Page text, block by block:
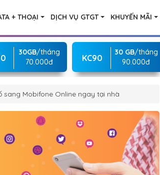
+ THOẠI DỊCH VỤ GTGT KHUYẾN MÃI
30GB/tháng
70.000đ
KC90
30 GB/tháng
90.000đ
sang Mobifone Online ngay tại nhà